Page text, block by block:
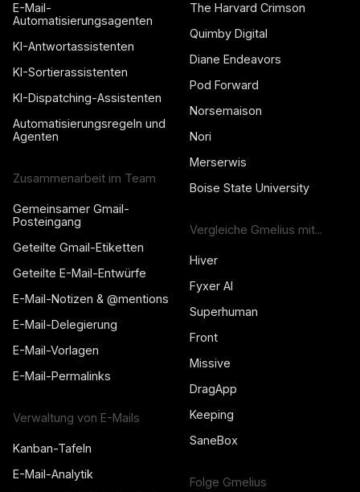
E-Mail-
Automatisierungsagenten
KI-Antwortassistenten
KI-Sortierassistenten
KI-Dispatching-Assistenten
Automatisierungsregeln und
Agenten
Zusammenarbeit im Team
Gemeinsamer Gmail-
Posteingang
Geteilte Gmail-Etiketten
Geteilte E-Mail-Entwürfe
E-Mail-Notizen & @mentions
E-Mail-Delegierung
E-Mail-Vorlagen
E-Mail-Permalinks
Verwaltung von E-Mails
Kanban-Tafeln
E-Mail-Analytik
The Harvard Crimson
Quimby Digital
Diane Endeavors
Pod Forward
Norsemaison
Nori
Merserwis
Boise State University
Vergleiche Gmelius mit...
Hiver
Fyxer AI
Superhuman
Front
Missive
DragApp
Keeping
SaneBox
Folge Gmelius